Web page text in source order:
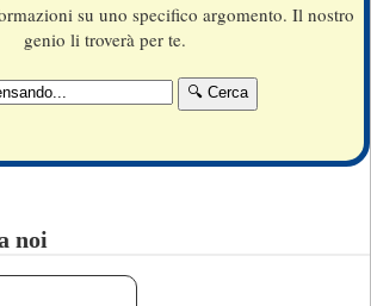
su uno specifico argomento. Il nostro
genio li troverà per te.
noi